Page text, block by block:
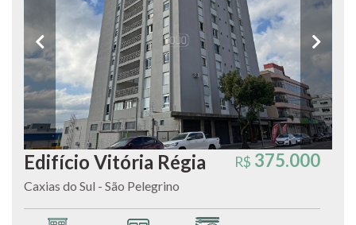
R$ 375.000
Edifício Vitória Régia
Caxias do Sul - São Pelegrino